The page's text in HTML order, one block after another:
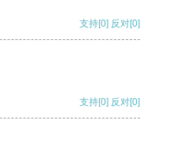
支持[0] 反对[0]
支持[0] 反对[0]